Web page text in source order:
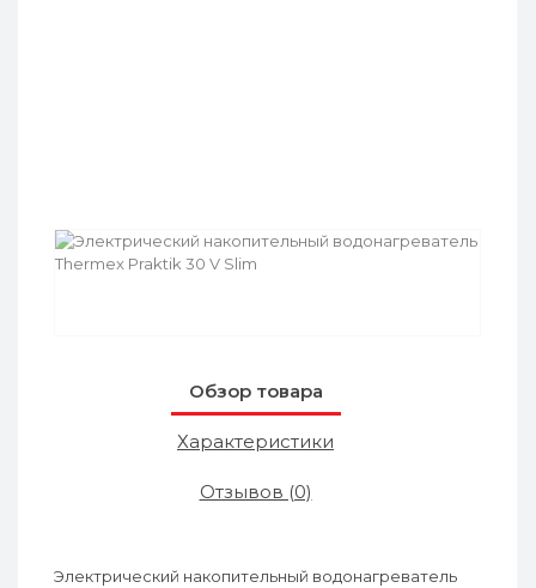
Обзор товара
Характеристики
Отзывов (0)
Электрический накопительный водонагреватель